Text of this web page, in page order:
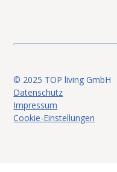
© 2025 TOP living GmbH
Datenschutz
Impressum
Cookie-Einstellungen